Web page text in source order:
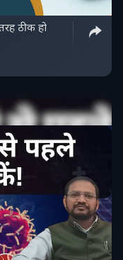
ठीक हो